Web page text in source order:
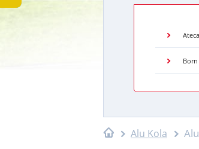
Ateca
Born
Alu Kola